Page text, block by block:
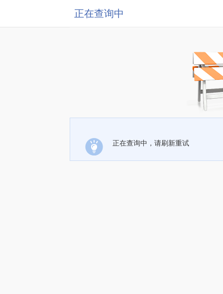
正在查询中
正在查询中，请刷新重试